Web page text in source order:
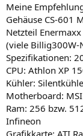
Meine
Gehäuse CS-601
Netzteil
(viele Billig300W-
Spezifikationen:
CPU: Athlon XP
Kühler:
Motherboard:
Ram: 256 bzw.
Infineon
Grafikkarte: ATI